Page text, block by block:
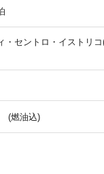
セントロ・イストリコ
(燃油込)